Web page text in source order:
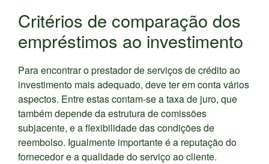
Critérios de comparação dos
empréstimos ao investimento
Para encontrar o prestador de serviços de crédito ao
investimento mais adequado, deve ter em conta vários
aspectos. Entre estas contam-se a taxa de juro, que
também depende da estrutura de comissões
subjacente, e a flexibilidade das condições de
reembolso. Igualmente importante é a reputação do
fornecedor e a qualidade do serviço ao cliente.